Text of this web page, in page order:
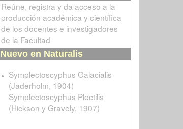
Reúne, registra y da acceso a la
producción académica y científica
de los docentes e investigadores
de la Facultad
Nuevo en Naturalis
Symplectoscyphus Galacialis
(Jaderholm, 1904)
Symplectoscyphus Plectilis
(Hickson y Gravely, 1907)